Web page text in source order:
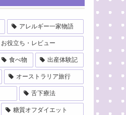
アレルギー一家物語
お役立ち・レビュー
食べ物 出産体験記
オーストラリア旅行
舌下療法
糖質オフダイエット